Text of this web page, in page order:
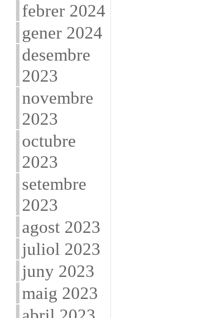
febrer 2024
gener 2024
desembre
2023
novembre
2023
octubre
2023
setembre
2023
agost 2023
juliol 2023
juny 2023
maig 2023